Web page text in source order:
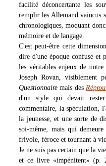
facilité déconcertante les
remplir les Allemand vaincus
chronologiques, moquant
mémoire et de langage.
C'est peut-être cette
dire d'une époque confuse et
les véritables enjeux de
Joseph Rovan, visiblement
Questionnaire mais des
d'un style qui devait
commentaire, la spéculation,
la jeunesse, et une sorte de
soi-même, mais qui
frivole, féroce et tournant à
Je ne suis pas certain que la
et ce livre «impénitent» (p.